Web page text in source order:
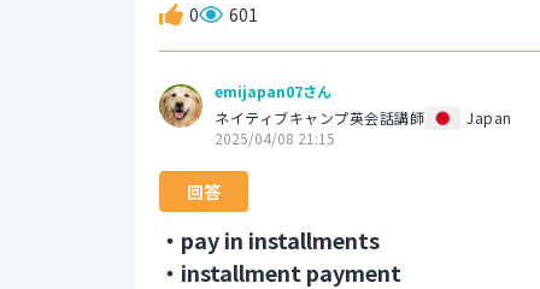
0 601
emijapan07さん
ネイティブキャンプ英会話講師
Japan
2025/04/08 21:15
回答
・pay in installments
・installment payment